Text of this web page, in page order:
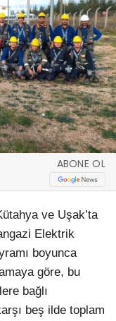
ABONE OL
ve Uşak’ta
Elektrik
boyunca
göre, bu
bağlı
beş ilde toplam